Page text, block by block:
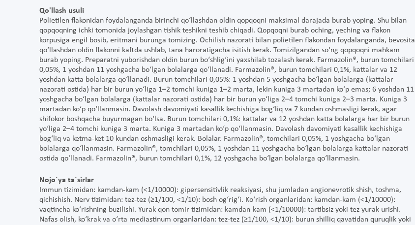
Qo'llash usuli
Polietilen flakonidan foydalanganda birinchi qo‘llashdan oldin qopqoqni maksimal darajada burab yoping. Shu bilan
qopqoqning ichki tomonida joylashgan tishik teshikni teshib chiqadi. Qopqoqni burab oching, yeching va flakon
korpusiga engil bosib, eritmani burunga tomizing. Ochilish nazorati bilan polietilen flakondan foydalanganda, bevosita
qo‘llashdan oldin flakonni kaftda ushlab, tana haroratigacha isitish kerak. Tomizilgandan so‘ng qopqoqni mahkam
burab yoping. Preparatni yuborishdan oldin burun bo‘shlig‘ini yaxshilab tozalash kerak. Farmazolin®, burun tomchilari
0,05%, 1 yoshdan 11 yoshgacha bo‘lgan bolalarga qo‘llanadi. Farmazolin®, burun tomchilari 0,1%, kattalar va 12
yoshdan katta bolalarga qo‘llanadi. Burun tomchilari 0,05%: 1 yoshdan 5 yoshgacha bo‘lgan bolalarga (kattalar
nazorati ostida) har bir burun yo‘liga 1–2 tomchi kuniga 1–2 marta, lekin kuniga 3 martadan ko‘p emas; 6 yoshdan 11
yoshgacha bo‘lgan bolalarga (kattalar nazorati ostida) har bir burun yo‘liga 2–4 tomchi kuniga 2–3 marta. Kuniga 3
martadan ko‘p qo‘llanmasin. Davolash davomiyati kasallik kechishiga bog‘liq va 7 kundan oshmasligi kerak, agar
shifokor boshqacha buyurmagan bo‘lsa. Burun tomchilari 0,1%: kattalar va 12 yoshdan katta bolalarga har bir burun
yo‘liga 2–4 tomchi kuniga 3 marta. Kuniga 3 martadan ko‘p qo‘llanmasin. Davolash davomiyati kasallik kechishiga
bog‘liq va ketma-ket 10 kundan oshmasligi kerak. Bolalar. Farmazolin®, tomchilari 0,05%, 1 yoshgacha bo‘lgan
bolalarga qo‘llanmasin. Farmazolin®, tomchilari 0,05%, 1 yoshdan 11 yoshgacha bo‘lgan bolalarga kattalar nazorati
ostida qo‘llanadi. Farmazolin®, burun tomchilari 0,1%, 12 yoshgacha bo‘lgan bolalarga qo‘llanmasin.
Nojo´ya ta´sirlar
Immun tizimidan: kamdan-kam (<1/10000): gipersensitivlik reaksiyasi, shu jumladan angionevrotik shish, toshma,
qichishish. Nerv tizimidan: tez-tez (≥1/100, <1/10): bosh og‘rig‘i. Ko‘rish organlaridan: kamdan-kam (<1/10000):
vaqtincha ko‘rishning buzilishi. Yurak-qon tomir tizimidan: kamdan-kam (<1/10000): tartibsiz yoki tez yurak urishi.
Nafas olish, ko‘krak va o‘rta mediastinum organlaridan: tez-tez (≥1/100, <1/10): burun shilliq qavatidan quruqlik yoki